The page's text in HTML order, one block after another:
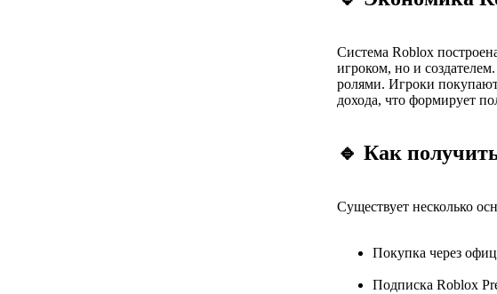
Система Roblox
игроком, но и
ролями. Игроки
дохода, что формирует
🔹 Как
Существует несколько
Покупка через
Подписка Roblox